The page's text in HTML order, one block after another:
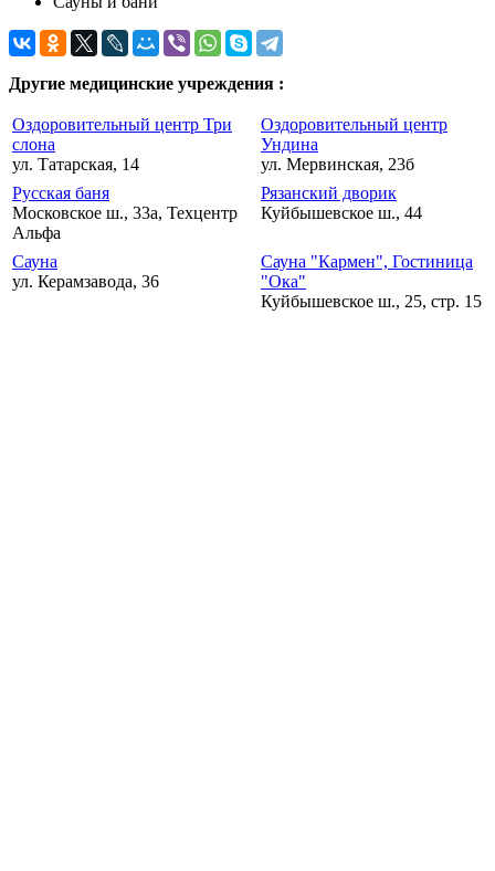
Другие медицинские учреждения :
Оздоровительный центр Три
слона
ул. Татарская, 14
Оздоровительный центр
Ундина
ул. Мервинская, 23б
Русская баня
Московское ш., 33а, Техцентр
Альфа
Рязанский дворик
Куйбышевское ш., 44
Сауна
ул. Керамзавода, 36
Сауна "Кармен", Гостиница
"Ока"
Куйбышевское ш., 25, стр. 15